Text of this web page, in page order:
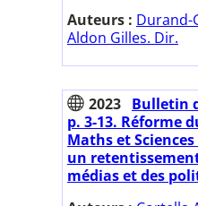
Auteurs : Durand-
Aldon Gilles. Dir.
2023 Bulletin
p. 3-13. Réforme
Maths et
un
médias et des